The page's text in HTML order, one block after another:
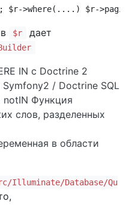
$r->where(....) $r-
в $r дает
IN с Doctrine 2
Symfony2 / Doctrine SQL
Функция
слов, разделенных
в области
Illuminate/Database/Qu